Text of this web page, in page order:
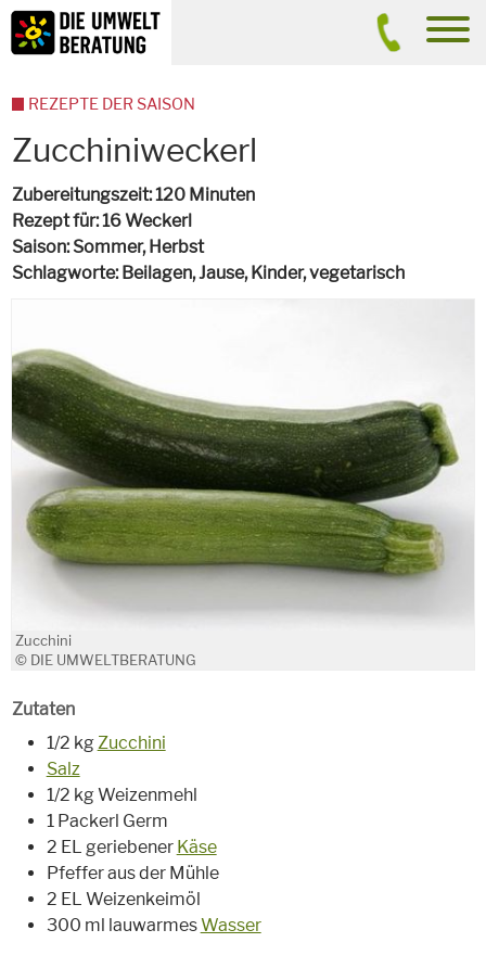
Inhalt
Suche
Zucchiniweckerl
Zubereitungszeit 120 Minuten
Rezept für 16 Weckerl
Saison Sommer, Herbst
Schlagworte Beilagen, Jause, Kinder,vegetarisch
Zucchini
© DIE UMWELTBERATUNG
Zutaten
1/2 kgZucchini
Salz
1/2 kg Weizenmehl
1 Packerl Germ
2 EL geriebener Käse
Pfeffer aus der Mühle
2 EL Weizenkeimöl
300 ml lauwarmesWasser
REZEPTE DER SAISON